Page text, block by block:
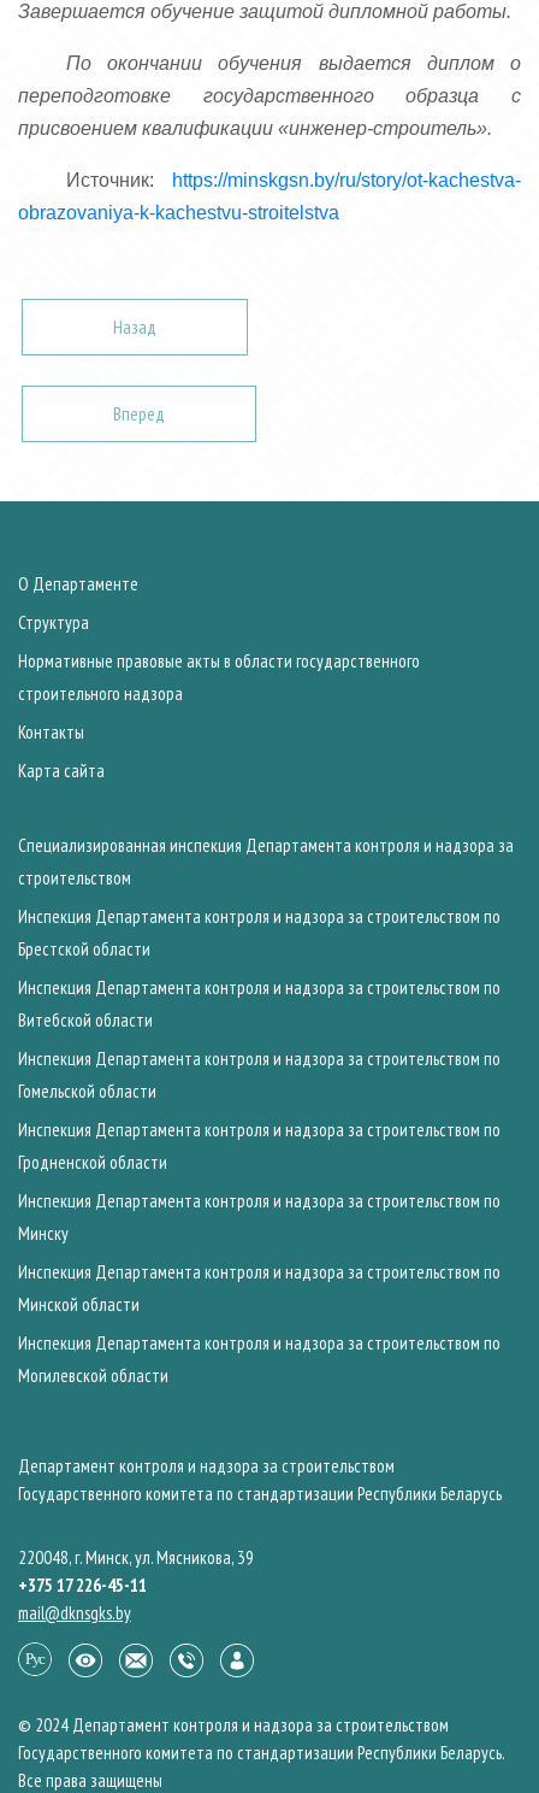
Завершается обучение защитой дипломной работы.
По окончании обучения выдается диплом о
переподготовке государственного образца с
присвоением квалификации «инженер-строитель».
Источник:
https://minskgsn.by/ru/story/ot-kachestva-
obrazovaniya-k-kachestvu-stroitelstva
Назад
Вперед
О Департаменте
Структура
Нормативные правовые акты в области государственного
строительного надзора
Контакты
Карта сайта
Специализированная инспекция Департамента контроля и надзора за
строительством
Инспекция Департамента контроля и надзора за строительством по
Брестской области
Инспекция Департамента контроля и надзора за строительством по
Витебской области
Инспекция Департамента контроля и надзора за строительством по
Гомельской области
Инспекция Департамента контроля и надзора за строительством по
Гродненской области
Инспекция Департамента контроля и надзора за строительством по
Минску
Инспекция Департамента контроля и надзора за строительством по
Минской области
Инспекция Департамента контроля и надзора за строительством по
Могилевской области
Департамент контроля и надзора за строительством
Государственного комитета по стандартизации Республики Беларусь
220048, г. Минск, ул. Мясникова, 39
+375 17 226-45-11
mail@dknsgks.by
© 2024 Департамент контроля и надзора за строительством
Государственного комитета по стандартизации Республики Беларусь.
Все права защищены